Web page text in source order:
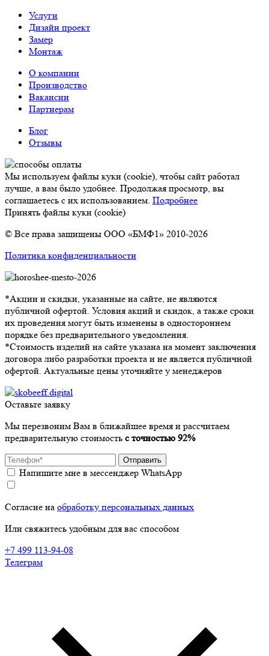
Услуги
Дизайн проект
Замер
Монтаж
О компании
Производство
Вакансии
Партнерам
Блог
Отзывы
Мы используем файлы куки (cookie), чтобы сайт работал
лучше, а вам было удобнее. Продолжая просмотр, вы
соглашаетесь с их использованием. Подробнее
Принять файлы куки (cookie)
© Все права защищены ООО «БМФ1» 2010-2026
Политика конфиденциальности
*Акции и скидки, указанные на сайте, не являются
публичной офертой. Условия акций и скидок, а также сроки
их проведения могут быть изменены в одностороннем
порядке без предварительного уведомления.
*Стоимость изделий на сайте указана на момент заключения
договора либо разработки проекта и не является публичной
офертой. Актуальные цены уточняйте у менеджеров
Оставьте заявку
Мы перезвоним Вам в ближайшее время и рассчитаем
предварительную стоимость с точностью 92%
Отправить
Напишите мне в мессенджер WhatsApp
Согласие на обработку персональных данных
Или свяжитесь удобным для вас способом
+7 499 113-94-08
Телеграм